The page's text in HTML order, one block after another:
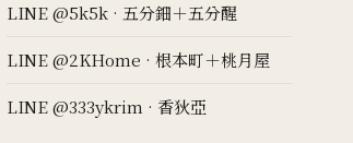
LINE @5k5k · 五分鈿＋五分醒
LINE @2KHome · 根本町＋桃月屋
LINE @333ykrim · 香狄亞